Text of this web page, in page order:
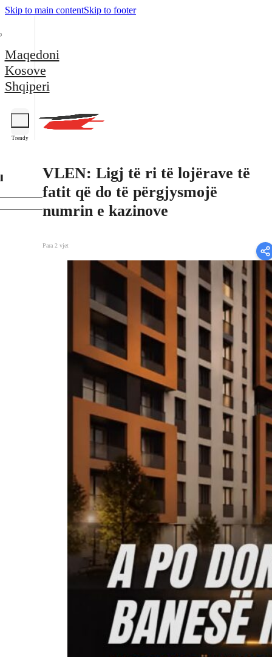
Skip to main contentSkip to footer
Maqedoni
Kosove
Shqiperi
Trendy
VLEN: Ligj të ri të lojërave të
fatit që do të përgjysmojë
numrin e kazinove
Para 2 vjet